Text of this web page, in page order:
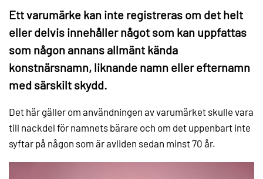
Ett varumärke kan inte registreras om det helt
eller delvis innehåller något som kan uppfattas
som någon annans allmänt kända
konstnärsnamn, liknande namn eller efternamn
med särskilt skydd.
Det här gäller om användningen av varumärket skulle vara
till nackdel för namnets bärare och om det uppenbart inte
syftar på någon som är avliden sedan minst 70 år.